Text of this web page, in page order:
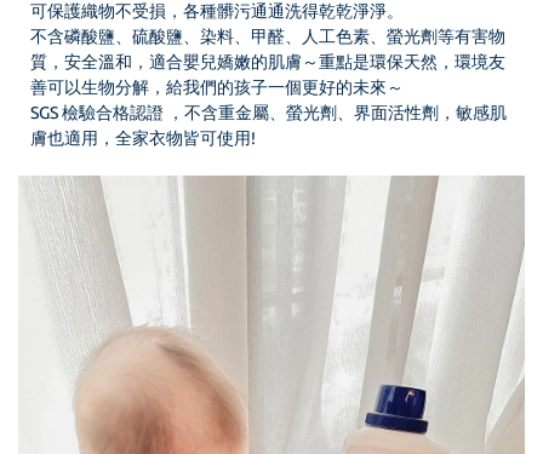
可保護織物不受損，各種髒污通通洗得乾乾淨淨。
不含磷酸鹽、硫酸鹽、染料、甲醛、人工色素、螢光劑等有害物
質，安全溫和，適合嬰兒嬌嫩的肌膚～重點是環保天然，環境友
善可以生物分解，給我們的孩子一個更好的未來～
SGS 檢驗合格認證 ，不含重金屬、螢光劑、界面活性劑，敏感肌
膚也適用，全家衣物皆可使用!